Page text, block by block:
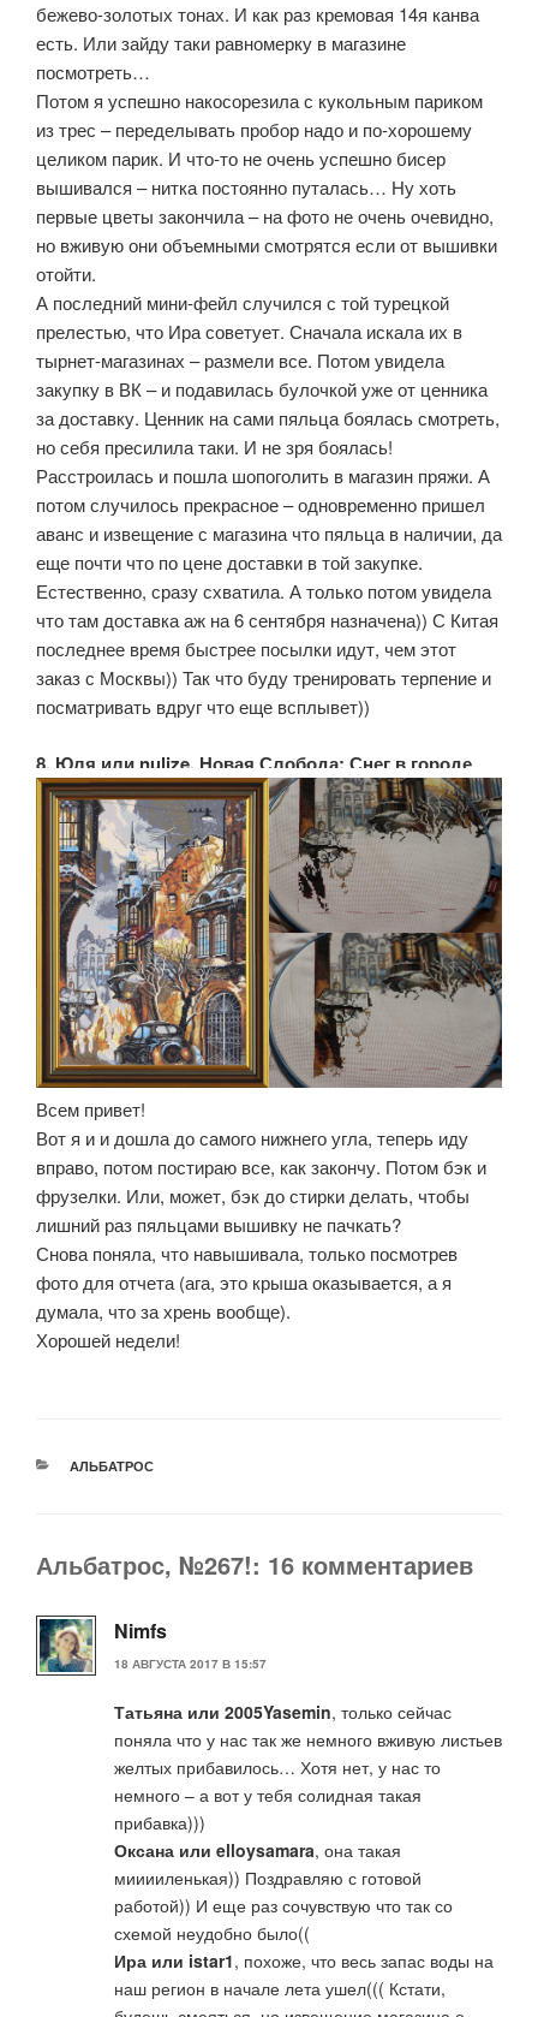
бежево-золотых тонах. И как раз кремовая 14я канва
есть. Или зайду таки равномерку в магазине
посмотреть…
Потом я успешно накосорезила с кукольным париком
из трес – переделывать пробор надо и по-хорошему
целиком парик. И что-то не очень успешно бисер
вышивался – нитка постоянно путалась… Ну хоть
первые цветы закончила – на фото не очень очевидно,
но вживую они объемными смотрятся если от вышивки
отойти.
А последний мини-фейл случился с той турецкой
прелестью, что Ира советует. Сначала искала их в
тырнет-магазинах – размели все. Потом увидела
закупку в ВК – и подавилась булочкой уже от ценника
за доставку. Ценник на сами пяльца боялась смотреть,
но себя пресилила таки. И не зря боялась!
Расстроилась и пошла шопоголить в магазин пряжи. А
потом случилось прекрасное – одновременно пришел
аванс и извещение с магазина что пяльца в наличии, да
еще почти что по цене доставки в той закупке.
Естественно, сразу схватила. А только потом увидела
что там доставка аж на 6 сентября назначена)) С Китая
последнее время быстрее посылки идут, чем этот
заказ с Москвы)) Так что буду тренировать терпение и
посматривать вдруг что еще всплывет))
8. Юля или nulize, Новая Слобода: Снег в городе
Всем привет!
Вот я и и дошла до самого нижнего угла, теперь иду
вправо, потом постираю все, как закончу. Потом бэк и
фрузелки. Или, может, бэк до стирки делать, чтобы
лишний раз пяльцами вышивку не пачкать?
Снова поняла, что навышивала, только посмотрев
фото для отчета (ага, это крыша оказывается, а я
думала, что за хрень вообще).
Хорошей недели!
РУБРИКИ
АЛЬБАТРОС
Альбатрос, №267!: 16 комментариев
Nimfs
18 АВГУСТА 2017 В 15:57
Татьяна или 2005Yasemin, только сейчас
поняла что у нас так же немного вживую листьев
желтых прибавилось… Хотя нет, у нас то
немного – а вот у тебя солидная такая
прибавка)))
Оксана или elloysamara, она такая
мииииленькая)) Поздравляю с готовой
работой)) И еще раз сочувствую что так со
схемой неудобно было((
Ира или istar1, похоже, что весь запас воды на
наш регион в начале лета ушел((( Кстати,